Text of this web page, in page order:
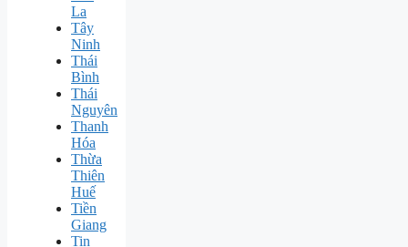
La
Tây
Ninh
Thái
Bình
Thái
Nguyên
Thanh
Hóa
Thừa
Thiên
Huế
Tiền
Giang
Tin